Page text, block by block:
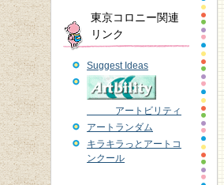
東京コロニー関連
リンク
Suggest Ideas
アートビリティ
アートランダム
キラキラっとアートコ
ンクール